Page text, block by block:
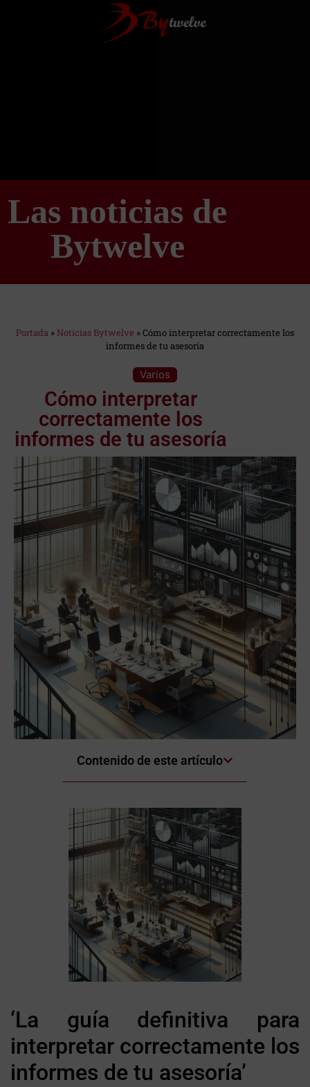
Las noticias de
Bytwelve
Portada »Notícias Bytwelve »Cómo interpretar correctamente los
informes de tu asesoría
Varios
Cómo interpretar
correctamente los
informes de tu asesoría
Contenido de este artículo
‘La guía definitiva para
interpretar correctamente los
informes de tu asesoría’